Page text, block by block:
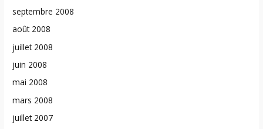
septembre 2008
août 2008
juillet 2008
juin 2008
mai 2008
mars 2008
juillet 2007